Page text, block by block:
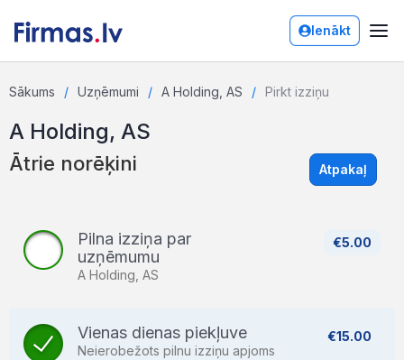
Ienākt
Sākums Uzņēmumi A Holding, AS Pirkt izziņu
A Holding, AS
Ātrie norēķini Atpakaļ
€5.00
Pilna izziņa par
uzņēmumu
A Holding, AS
€15.00
Vienas dienas piekļuve
Neierobežots pilnu izziņu apjoms